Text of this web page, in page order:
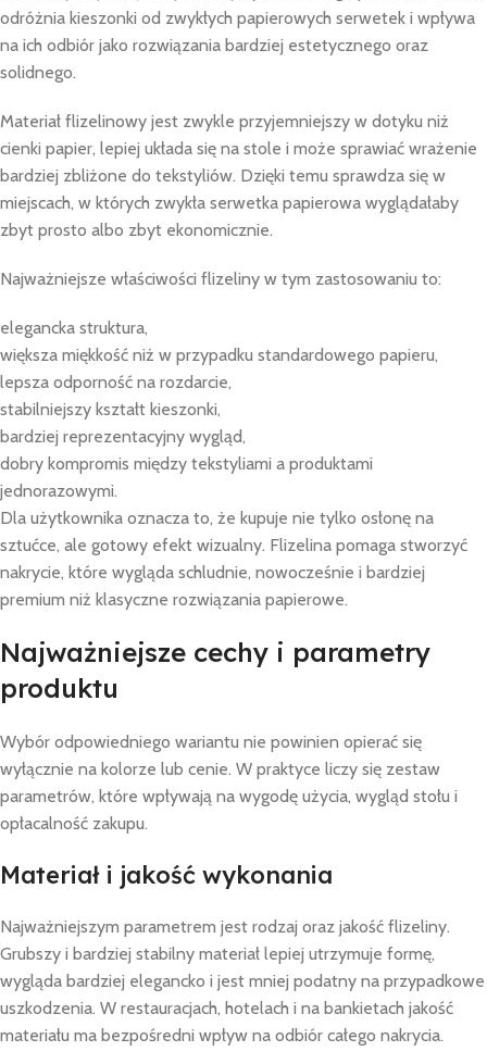
odróżnia kieszonki od zwykłych papierowych serwetek i wpływa
na ich odbiór jako rozwiązania bardziej estetycznego oraz
solidnego.
Materiał flizelinowy jest zwykle przyjemniejszy w dotyku niż
cienki papier, lepiej układa się na stole i może sprawiać wrażenie
bardziej zbliżone do tekstyliów. Dzięki temu sprawdza się w
miejscach, w których zwykła serwetka papierowa wyglądałaby
zbyt prosto albo zbyt ekonomicznie.
Najważniejsze właściwości flizeliny w tym zastosowaniu to:
elegancka struktura,
większa miękkość niż w przypadku standardowego papieru,
lepsza odporność na rozdarcie,
stabilniejszy kształt kieszonki,
bardziej reprezentacyjny wygląd,
dobry kompromis między tekstyliami a produktami
jednorazowymi.
Dla użytkownika oznacza to, że kupuje nie tylko osłonę na
sztućce, ale gotowy efekt wizualny. Flizelina pomaga stworzyć
nakrycie, które wygląda schludnie, nowocześnie i bardziej
premium niż klasyczne rozwiązania papierowe.
Najważniejsze cechy i parametry
produktu
Wybór odpowiedniego wariantu nie powinien opierać się
wyłącznie na kolorze lub cenie. W praktyce liczy się zestaw
parametrów, które wpływają na wygodę użycia, wygląd stołu i
opłacalność zakupu.
Materiał i jakość wykonania
Najważniejszym parametrem jest rodzaj oraz jakość flizeliny.
Grubszy i bardziej stabilny materiał lepiej utrzymuje formę,
wygląda bardziej elegancko i jest mniej podatny na przypadkowe
uszkodzenia. W restauracjach, hotelach i na bankietach jakość
materiału ma bezpośredni wpływ na odbiór całego nakrycia.